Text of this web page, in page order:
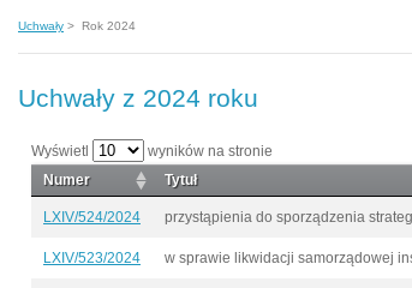
Uchwały > Rok 2024
Uchwały z 2024 roku
Wyświetl wyników na stronie
Numer
Tytuł
LXIV/524/2024 przystąpienia do sporządzenia
LXIV/523/2024 w sprawie likwidacji samorządowej